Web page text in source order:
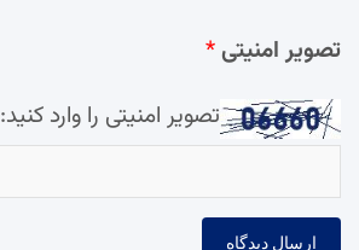
تصویر امنیتی*
تصویر امنیتی را وارد کنید: